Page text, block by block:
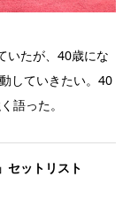
いたが、40歳にな
していきたい。40
語った。
セットリスト